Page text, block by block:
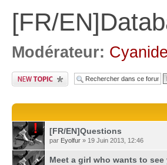
[FR/
Modérateur:
[FR/EN]Questions
par Eyolfur » 19 Juin 2013, 12:46
Meet a girl who wants to see